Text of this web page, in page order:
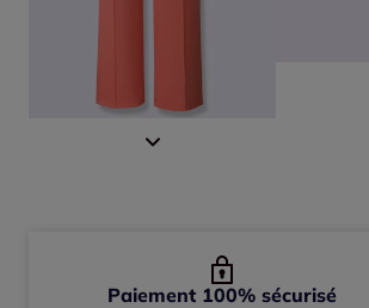
Paiement 100% sécurisé